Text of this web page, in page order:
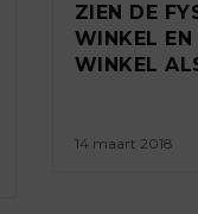
ZIEN DE
WINKEL EN
WINKEL
14 maart 2018